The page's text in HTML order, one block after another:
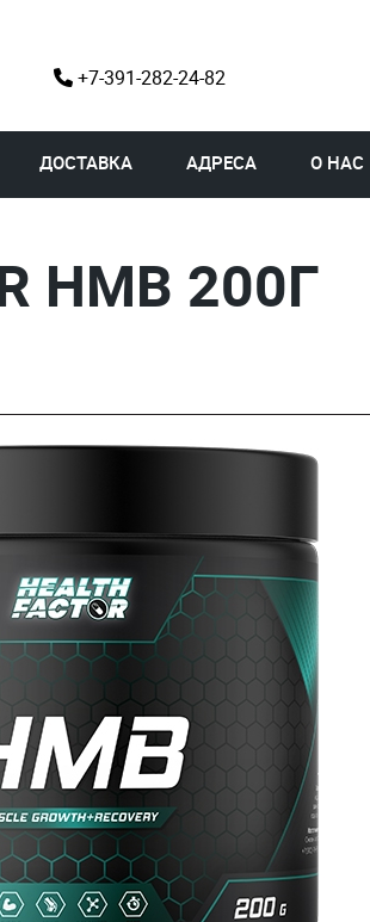
+7-391-282-24-82
ДОСТАВКА АДРЕСА О НАС
HMB 200Г